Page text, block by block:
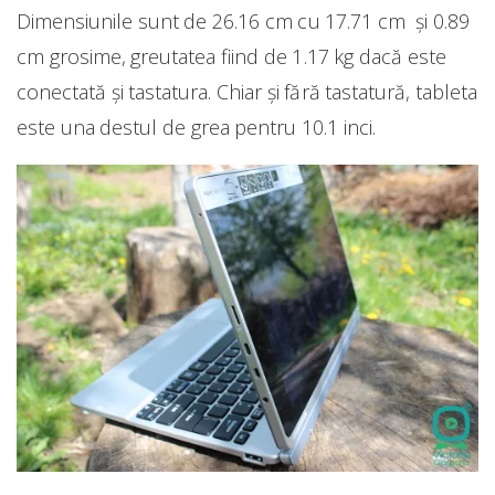
Dimensiunile sunt de 26.16 cm cu 17.71 cm și 0.89
cm grosime, greutatea fiind de 1.17 kg dacă este
conectată și tastatura. Chiar și fără tastatură, tableta
este una destul de grea pentru 10.1 inci.